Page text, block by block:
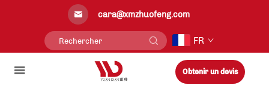
cara@xmzhuofeng.com
FR
Obtenir un devis